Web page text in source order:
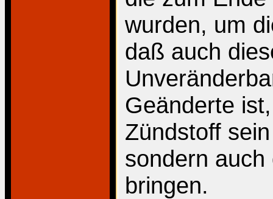
wurden, um
daß auch
Geänderte
Zündstoff
sondern
bringen.